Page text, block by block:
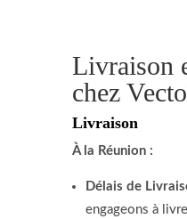
Livraison
chez
Livraison
À la Réunion :
Délais de
engageons à